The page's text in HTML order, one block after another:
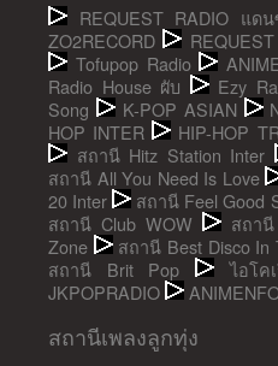
REQUEST RADIO แด
ZO2RECORD
Tofupop Radio
Radio House ผับ
Ezy
Song
K-POP ASIAN
HOP INTER
HIP-HOP
สถานี Hitz Station Inter
สถานี All You Need Is Love
20 Inter
สถานี Feel Good
สถานี Club WOW
สถา
Zone
สถานี Best Disco In
สถานี Brit Pop
ไอโค
JKPOPRADIO
สถานีเพลงลูกทุ่ง